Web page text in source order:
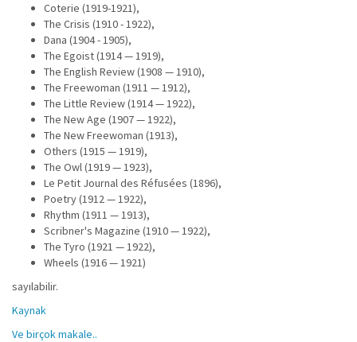
Coterie (1919-1921),
The Crisis (1910 - 1922),
Dana (1904 - 1905),
The Egoist (1914 — 1919),
The English Review (1908 — 1910),
The Freewoman (1911 — 1912),
The Little Review (1914 — 1922),
The New Age (1907 — 1922),
The New Freewoman (1913),
Others (1915 — 1919),
The Owl (1919 — 1923),
Le Petit Journal des Réfusées (1896),
Poetry (1912 — 1922),
Rhythm (1911 — 1913),
Scribner's Magazine (1910 — 1922),
The Tyro (1921 — 1922),
Wheels (1916 — 1921)
sayılabilir.
Kaynak
Ve birçok makale..